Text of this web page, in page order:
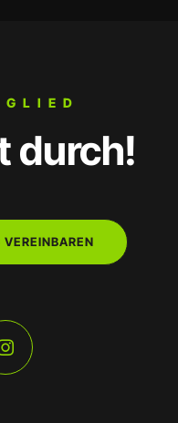
durch!